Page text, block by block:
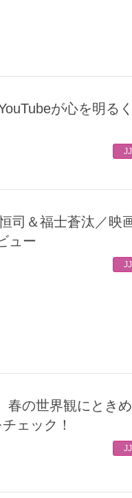
JJ
ュー
JJ
ェック！
JJ